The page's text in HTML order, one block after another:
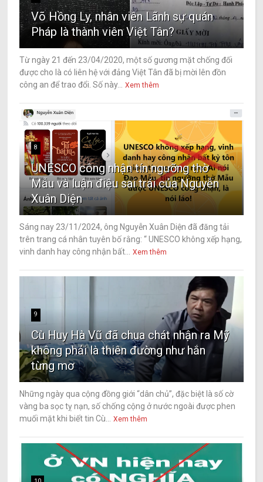
Võ Hồng Ly, nhân viên Lãnh sự quán
Pháp là thành viên Việt Tân?
Từ ngày 21 đến 23/04/2020, một số gương mặt chống đối
được cho là có liên hệ với đảng Việt Tân đã bị mời lên đồn
công an để trao đổi. Số này...
Xem thêm
8
UNESCO công nhận tín ngưỡng thờ
Mẫu và luận điệu sai trái của Nguyễn
Xuân Diện
Sáng nay 23/11/2024, ông Nguyễn Xuân Diện đã đăng tải
trên trang cá nhân tuyên bố rằng: “ UNESCO không xếp hạng,
vinh danh hay công nhận bất...
Xem thêm
9
Cù Huy Hà Vũ đã chua chát nhận ra Mỹ
không phải là thiên đường như hắn
từng mơ
Những ngày qua cộng đồng giới “dân chủ”, đặc biệt là số cờ
vàng ba sọc tỵ nạn, số chống cộng ở nước ngoài được phen
muối mặt khi biết tin Cù...
Xem thêm